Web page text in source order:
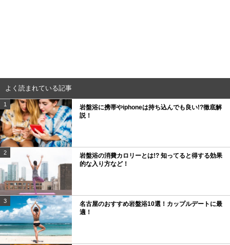
よく読まれている記事
1
岩盤浴に携帯やiphoneは持ち込んでも良い!?徹底解
説！
2
岩盤浴の消費カロリーとは!? 知ってると得する効果
的な入り方など！
3
名古屋のおすすめ岩盤浴10選！カップルデートに最
適！